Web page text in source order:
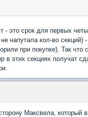
- это срок для первых
напутала кол-во секций)
при покупке). Так что
в этих секциях получат
Максвела, который